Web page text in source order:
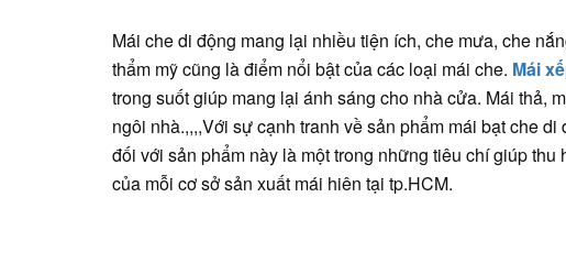
Mái che di động mang lại nhiều tiện ích, che mưa, che
thẩm mỹ cũng là điểm nổi bật của các loại mái che. Mái
trong suốt giúp mang lại ánh sáng cho nhà cửa. Mái thả,
ngôi nhà.,,,,Với sự cạnh tranh về sản phẩm mái bạt che
đối với sản phẩm này là một trong những tiêu chí giúp
của mỗi cơ sở sản xuất mái hiên tại tp.HCM.